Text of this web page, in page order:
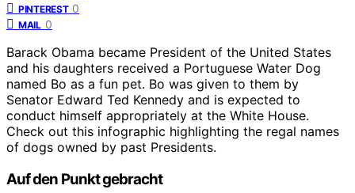
PINTEREST 0
MAIL 0
Barack Obama became President of the United States
and his daughters received a Portuguese Water Dog
named Bo as a fun pet. Bo was given to them by
Senator Edward Ted Kennedy and is expected to
conduct himself appropriately at the White House.
Check out this infographic highlighting the regal names
of dogs owned by past Presidents.
Auf den Punkt gebracht